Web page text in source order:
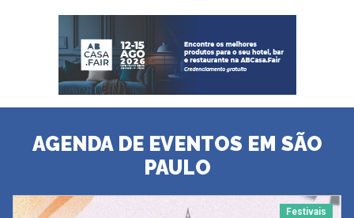
AGENDA DE EVENTOS EM SÃO
PAULO
Festivais